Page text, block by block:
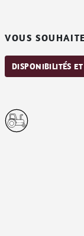
VOUS
DISPONIBILITÉS